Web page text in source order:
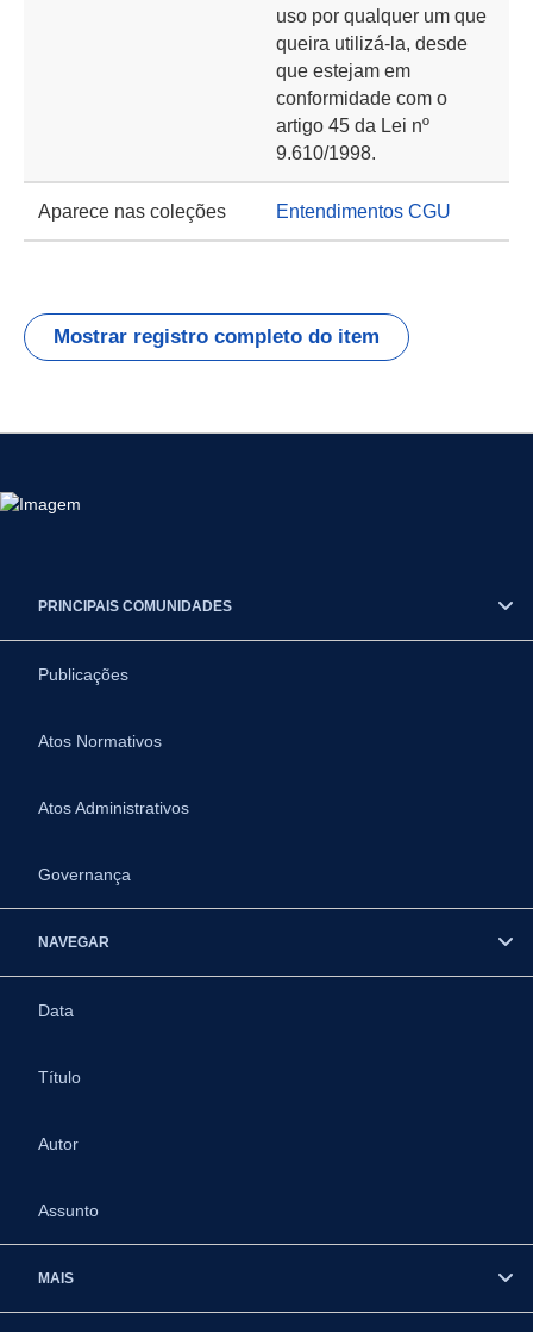
uso por qualquer um que
queira utilizá-la, desde
que estejam em
conformidade com o
artigo 45 da Lei nº
9.610/1998.
Aparece nas coleções Entendimentos CGU
Mostrar registro completo do item
PRINCIPAIS COMUNIDADES
Publicações
Atos Normativos
Atos Administrativos
Governança
NAVEGAR
Data
Título
Autor
Assunto
MAIS